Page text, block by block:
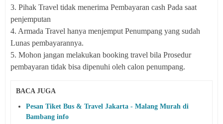
3. Pihak Travel tidak menerima Pembayaran cash Pada saat
penjemputan
4. Armada Travel hanya menjemput Penumpang yang sudah
Lunas pembayarannya.
5. Mohon jangan melakukan booking travel bila Prosedur
pembayaran tidak bisa dipenuhi oleh calon penumpang.
BACA JUGA
Pesan Tiket Bus & Travel Jakarta - Malang Murah di
Bambang info